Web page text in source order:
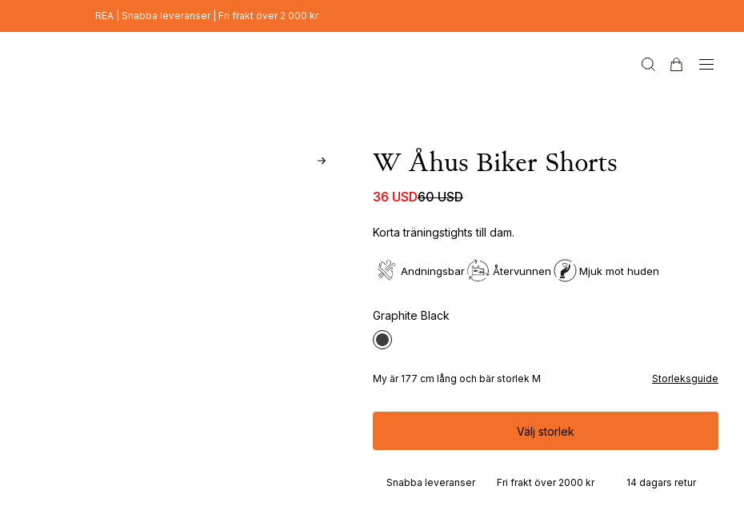
REA | Snabba leveranser | Fri frakt över 2 000 kr
W Åhus Biker Shorts
36 USD60 USD
Korta träningstights till dam.
Andningsbar Återvunnen Mjuk mot huden
Graphite Black
My är 177 cm lång och bär storlek M Storleksguide
Välj storlek
Snabba leveranser Fri frakt över 2000 kr 14 dagars retur